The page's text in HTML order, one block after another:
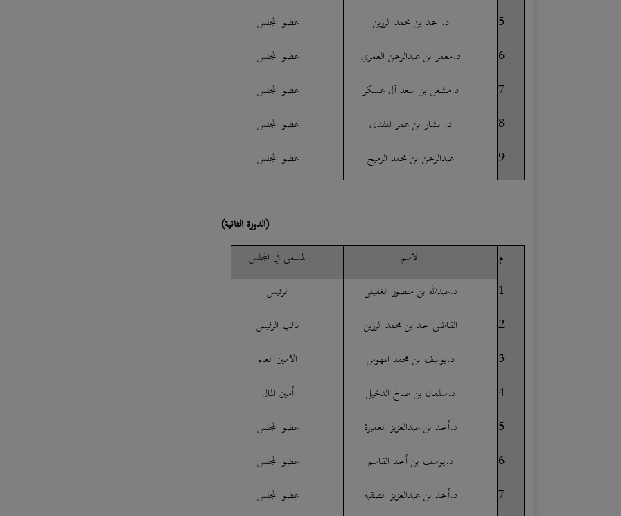
5
د. حمد بن محمد الرزين
عضو المجلس
6
د.معمر بن عبدالرحمن العمري
عضو المجلس
7
د.مشعل بن سعد آل عسكر
عضو المجلس
8
د. بشار بن عمر المفدى
عضو المجلس
9
عبدالرحمن بن محمد الرميح عضو المجلس
(الدورة الثانية)
م
الاسم
المسمى في المجلس
1
د.عبدالله بن منصور الغفيلي
الرئيس
2
القاضي حمد بن محمد الرزين
نائب الرئيس
3
د.يوسف بن محمد المهوس
الأمين العام
4
د.سلمان بن صالح الدخيل
أمين المال
5
د.أحمد بن عبدالعزيز العميرة
عضو المجلس
6
د.يوسف بن أحمد القاسم
عضو المجلس
7
د.أحمد بن عبدالعزيز الصقيه عضو المجلس